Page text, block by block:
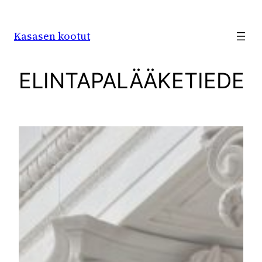
Kasasen kootut
ELINTAPALÄÄKETIEDE